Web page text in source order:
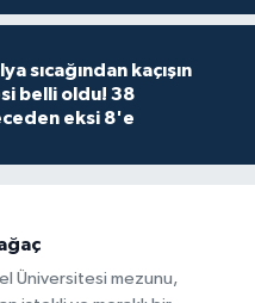
sıcağından kaçışın
belli oldu! 38
eksi 8'e
Üniversitesi mezunu,